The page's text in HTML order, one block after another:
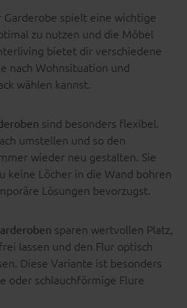
spielt eine wichtige
zu nutzen und die Möbel
bietet dir verschiedene
nach Wohnsituation und
wählen kannst.
sind besonders flexibel.
umstellen und so den
wieder neu gestalten. Sie
keine Löcher in die Wand bohren
Lösungen bevorzugst.
sparen wertvollen Platz,
lassen und den Flur optisch
Diese Variante ist besonders
oder schlauchförmige Flure